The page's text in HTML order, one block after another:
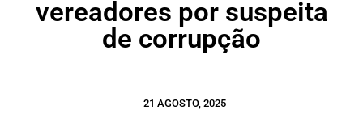
vereadores por suspeita
de corrupção
21 AGOSTO, 2025